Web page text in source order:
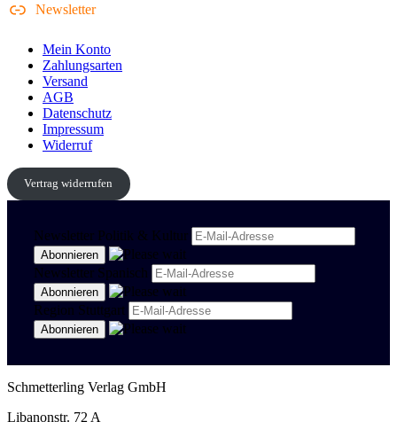
Newsletter
Mein Konto
Zahlungsarten
Versand
AGB
Datenschutz
Impressum
Widerruf
Vertrag widerrufen
Newsletter Politik & Kultur
Newsletter Spanisch
Region Stuttgart
Schmetterling Verlag GmbH
Libanonstr. 72 A